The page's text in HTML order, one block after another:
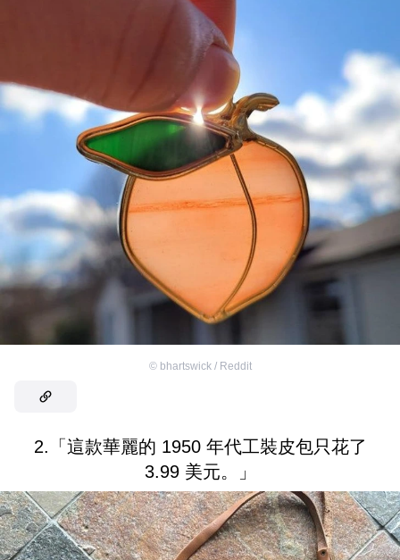
© bhartswick / Reddit
2.「這款華麗的 1950 年代工裝皮包只花了
3.99 美元。」